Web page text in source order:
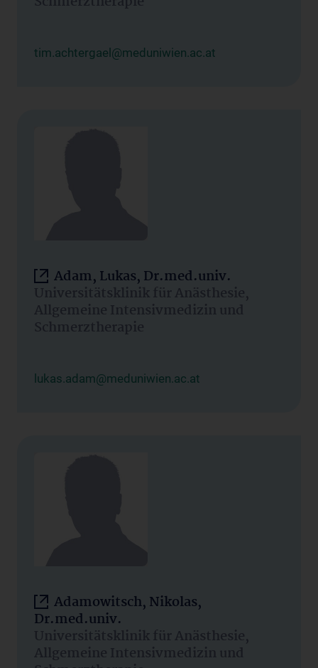
tim.achtergael@meduniwien.ac.at
Adam, Lukas, Dr.med.univ.
Universitätsklinik für Anästhesie,
Allgemeine Intensivmedizin und
Schmerztherapie
lukas.adam@meduniwien.ac.at
Adamowitsch, Nikolas,
Dr.med.univ.
Universitätsklinik für Anästhesie,
Allgemeine Intensivmedizin und